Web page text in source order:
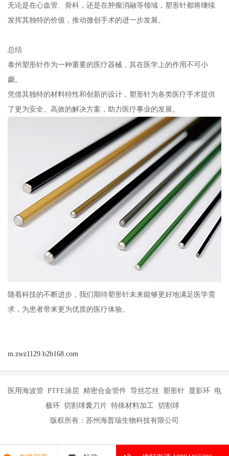
无论是在心血管、骨科，还是在肿瘤消融等领域，塑形针都将继续
发挥其独特的价值，推动微创手术的进一步发展。
总结
泰州塑形针作为一种重要的医疗器械，其在医学上的作用不可小
觑。
凭借其独特的材料特性和创新的设计，塑形针为各类医疗手术提供
了更为安全、高效的解决方案，助力医疗事业的发展。
随着科技的不断进步，我们期待塑形针未来能够更好地满足医学需
求，为患者带来更为优质的医疗体验。
m.zwz1129.b2b168.com
医用海波管 PTFE涂层 精密合金管件 导丝芯丝 塑形针 显影环 电
极环 切割球囊刀片 特殊材料加工 切割球
版权所有：苏州海普瑞生物科技有限公司